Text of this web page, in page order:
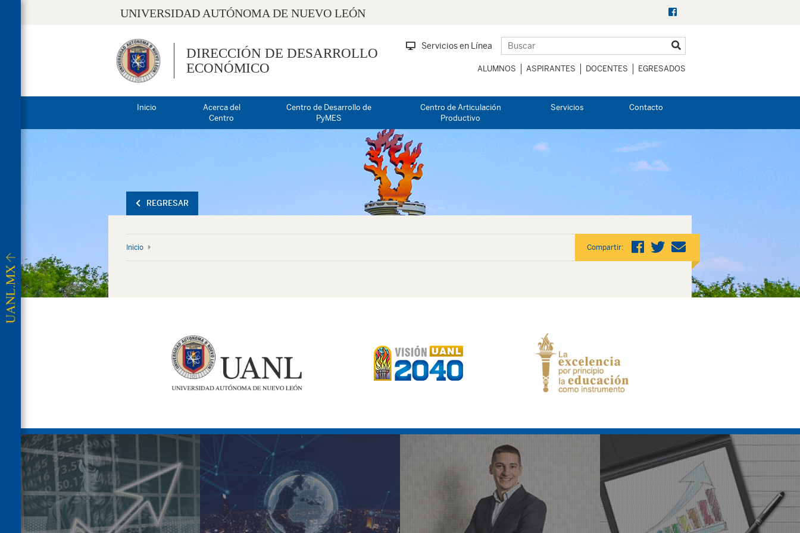
UNIVERSIDAD AUTÓNOMA DE NUEVO LEÓN
DIRECCIÓN DE DESARROLLO
ECONÓMICO
Servicios en Línea
ALUMNOS ASPIRANTES DOCENTES EGRESADOS
Inicio
Acerca del
Centro
Centro de Desarrollo de
PyMES
Centro de Articulación
Productivo
Servicios Contacto
REGRESAR
Inicio Compartir: